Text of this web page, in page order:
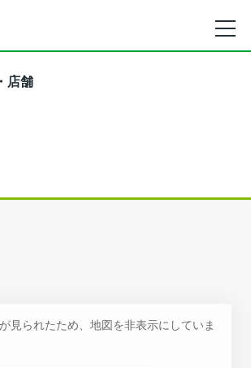
店舗
見られたため、地図を非表示にしていま